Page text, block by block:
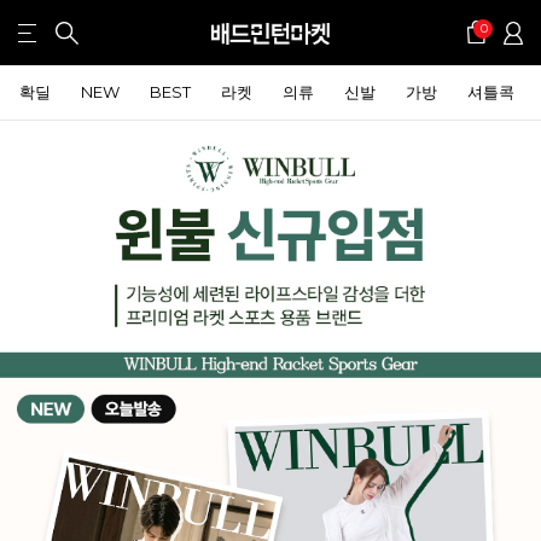
0
확딜 NEW BEST 라켓 의류 신발 가방 셔틀콕